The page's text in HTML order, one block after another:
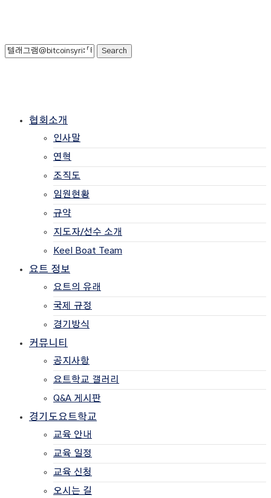
협회소개
인사말
연혁
조직도
임원현황
규약
지도자/선수 소개
Keel Boat Team
요트 정보
요트의 유래
국제 규정
경기방식
커뮤니티
공지사항
요트학교 갤러리
Q&A 게시판
경기도요트학교
교육 안내
교육 일정
교육 신청
오시는 길